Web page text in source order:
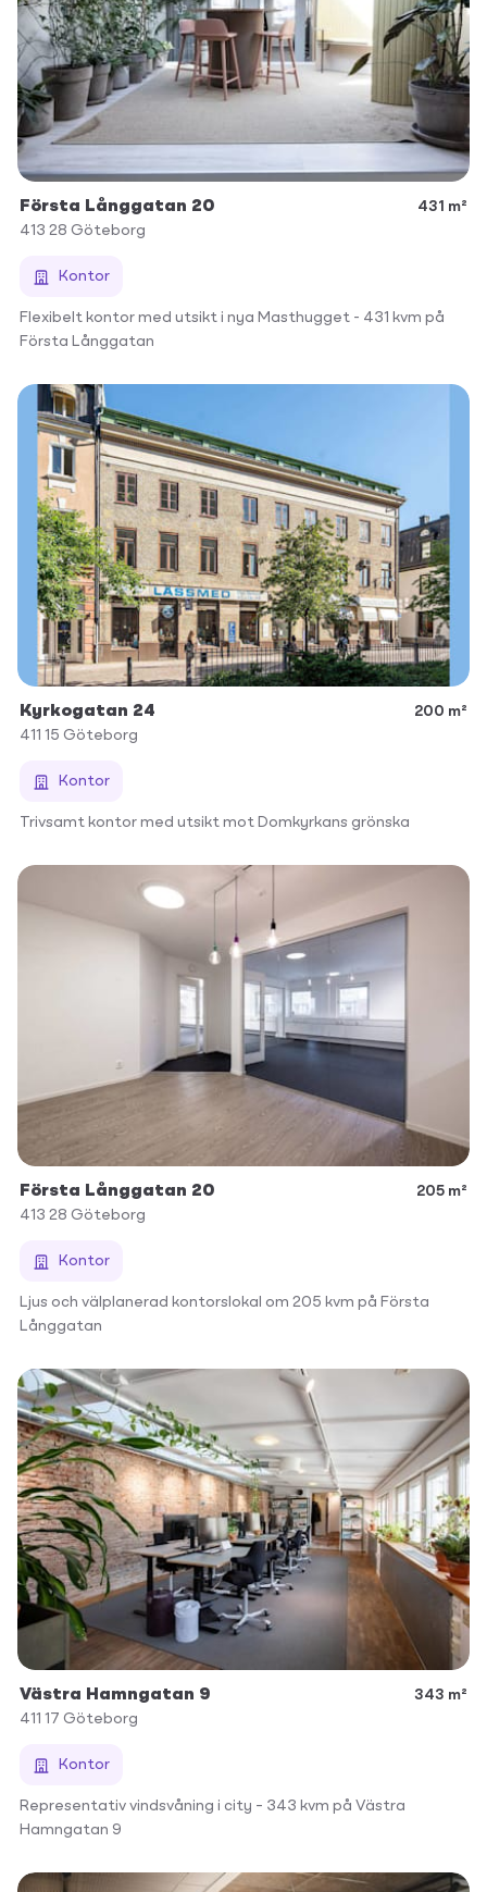
Första Långgatan 20
431 m²
413 28 Göteborg
Kontor
Flexibelt kontor med utsikt i nya Masthugget - 431 kvm på
Första Långgatan
Kyrkogatan 24
200 m²
411 15 Göteborg
Kontor
Trivsamt kontor med utsikt mot Domkyrkans grönska
Första Långgatan 20
205 m²
413 28 Göteborg
Kontor
Ljus och välplanerad kontorslokal om 205 kvm på Första
Långgatan
Västra Hamngatan 9
343 m²
411 17 Göteborg
Kontor
Representativ vindsvåning i city – 343 kvm på Västra
Hamngatan 9